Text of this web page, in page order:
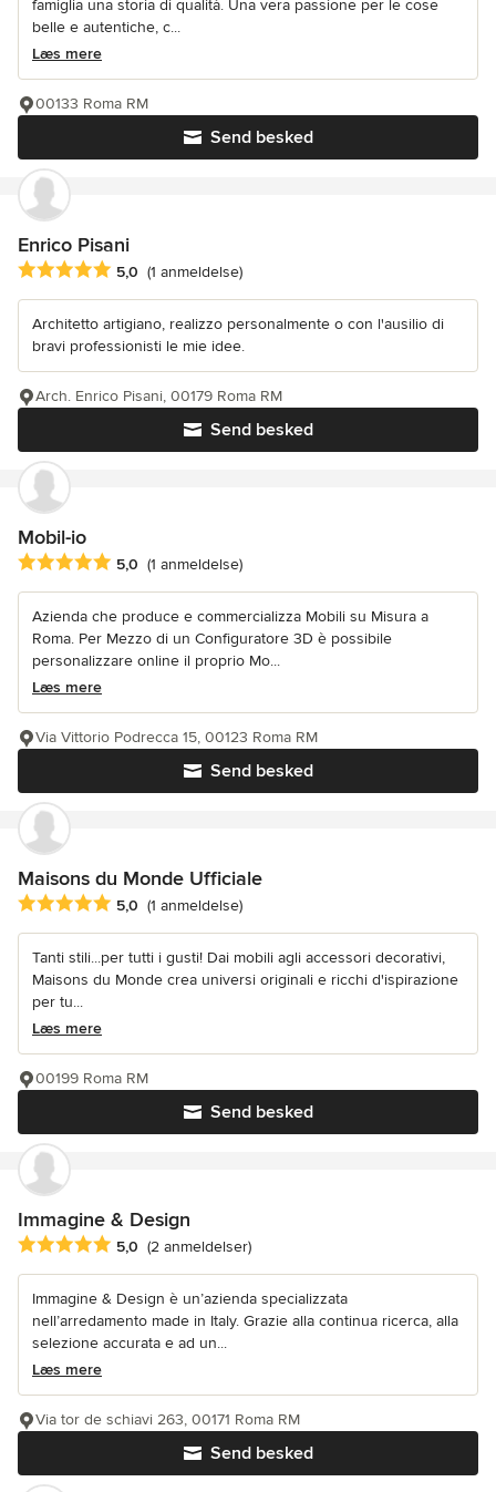
famiglia una storia di qualità. Una vera passione per le cose
belle e autentiche, c...
Læs mere
Send besked
00133 Roma RM
Enrico Pisani
Gennemsnitlig bedømmelse: 5 ud af 5 stjerner
5,0 (1 anmeldelse)
Architetto artigiano, realizzo personalmente o con l'ausilio di
bravi professionisti le mie idee.
Send besked
Arch. Enrico Pisani, 00179 Roma RM
Mobil-io
Gennemsnitlig bedømmelse: 5 ud af 5 stjerner
5,0 (1 anmeldelse)
Azienda che produce e commercializza Mobili su Misura a
Roma. Per Mezzo di un Configuratore 3D è possibile
personalizzare online il proprio Mo...
Læs mere
Send besked
Via Vittorio Podrecca 15, 00123 Roma RM
Maisons du Monde Ufficiale
Gennemsnitlig bedømmelse: 5 ud af 5 stjerner
5,0 (1 anmeldelse)
Tanti stili...per tutti i gusti! Dai mobili agli accessori decorativi,
Maisons du Monde crea universi originali e ricchi d'ispirazione
per tu...
Læs mere
Send besked
00199 Roma RM
Immagine & Design
Gennemsnitlig bedømmelse: 5 ud af 5 stjerner
5,0 (2 anmeldelser)
Immagine & Design è un’azienda specializzata
nell’arredamento made in Italy. Grazie alla continua ricerca, alla
selezione accurata e ad un...
Læs mere
Send besked
Via tor de schiavi 263, 00171 Roma RM